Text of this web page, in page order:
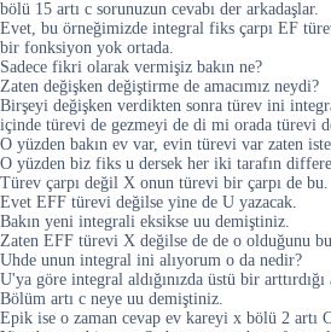
bölü 15 artı c sorunuzun cevabı der arkadaşlar.
Evet, bu örneğimizde integral fiks çarpı EF
bir fonksiyon yok ortada.
Sadece fikri olarak vermişiz bakın ne?
Zaten değişken değiştirme de amacımız neydi?
Birşeyi değişken verdikten sonra türev ini
içinde türevi de gezmeyi de di mi orada türevi
O yüzden bakın ev var, evin türevi var zaten
O yüzden biz fiks u dersek her iki tarafın
Türev çarpı değil X onun türevi bir çarpı de bu.
Evet EFF türevi değilse yine de U yazacak.
Bakın yeni integrali eksikse uu demiştiniz.
Zaten EFF türevi X değilse de de o olduğunu
Uhde unun integral ini alıyorum o da nedir?
U'ya göre integral aldığınızda üstü bir arttırdığı
Bölüm artı c neye uu demiştiniz.
Epik ise o zaman cevap ev kareyi x bölü 2 artı